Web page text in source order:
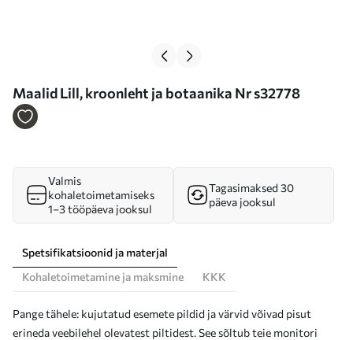
Maalid Lill, kroonleht ja botaanika Nr s32778
Valmis
kohaletoimetamiseks
1–3 tööpäeva jooksul
Tagasimaksed 30
päeva jooksul
Spetsifikatsioonid ja materjal
Kohaletoimetamine ja maksmine
KKK
Pange tähele: kujutatud esemete pildid ja värvid võivad pisut
erineda veebilehel olevatest piltidest. See sõltub teie monitori